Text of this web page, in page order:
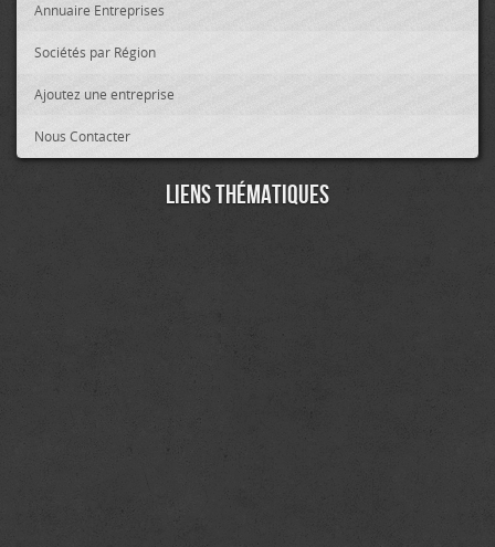
Annuaire Entreprises
Sociétés par Région
Ajoutez une entreprise
Nous Contacter
Liens thématiques